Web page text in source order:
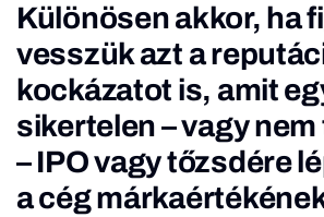
Különösen akkor, ha
vesszük azt a
kockázatot is, amit
sikertelen – vagy
– IPO vagy tőzsdére
a cég